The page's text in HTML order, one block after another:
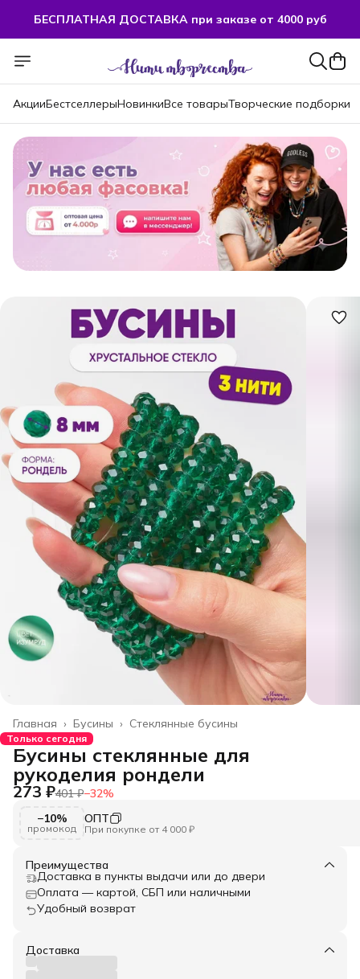
БЕСПЛАТНАЯ ДОСТАВКА при заказе от 4000 руб
АкцииБестселлерыНовинкиВсе товарыТворческие подборки
Стеклянные бусины
Бусины ›
Главная ›
Только сегодня
Бусины стеклянные для
рукоделия рондели
273 ₽401 ₽−32%
−10%
промокод
ОПТ
При покупке от 4 000 ₽
Преимущества
Доставка в пункты выдачи или до двери
Оплата — картой, СБП или наличными
Удобный возврат
Доставка